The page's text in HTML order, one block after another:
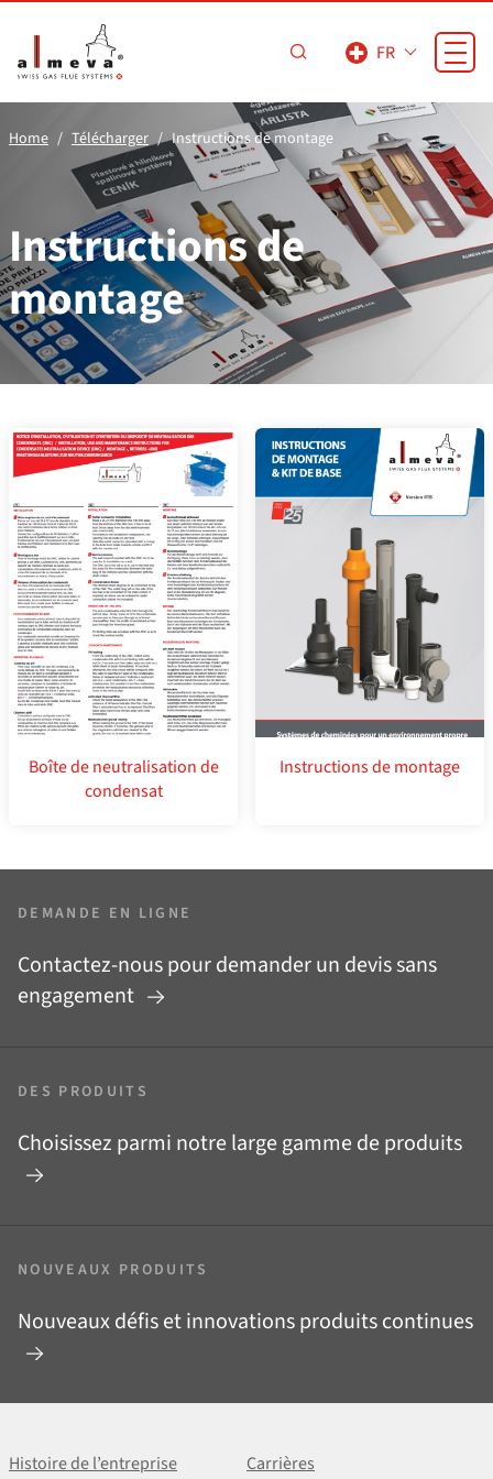
FR
Home Télécharger Instructions de montage
Instructions de
montage
Boîte de neutralisation de
condensat
Instructions de montage
DEMANDE EN LIGNE
Contactez-nous pour demander un devis sans
engagement
DES PRODUITS
Choisissez parmi notre large gamme de produits
NOUVEAUX PRODUITS
Nouveaux défis et innovations produits continues
Histoire de l’entreprise Carrières